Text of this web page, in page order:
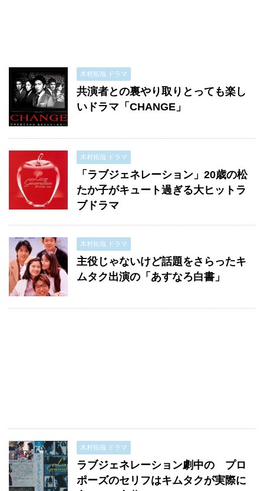
木村拓哉 ドラマ
共演者との裏やり取りとっても楽し
いドラマ「CHANGE」
木村拓哉 ドラマ
「ラブジェネレーション」20歳の松
たか子がキュート過ぎる大ヒットラ
ブドラマ
木村拓哉 ドラマ
主役じゃないけど話題をさらったキ
ムタク出演の「あすなろ白書」
木村拓哉 ドラマ
ラブジェネレーション劇中の プロ
ポーズのセリフはキムタクが実際に